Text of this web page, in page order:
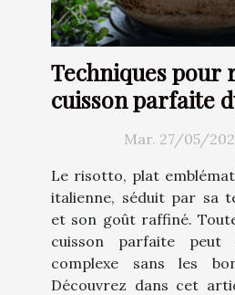
Techniques pour
cuisson parfaite
Mar. 27/05/
Le risotto, plat
italienne, séduit par sa
et son goût raffiné.
cuisson parfaite peut
complexe sans les
Découvrez dans cet